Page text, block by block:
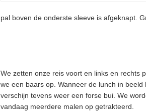
pal boven de onderste sleeve is afgeknapt.
We zetten onze reis voort en links en rechts
we een baars op. Wanneer de lunch in beeld
verschijn tevens weer een forse bui. We
vandaag meerdere malen op getrakteerd.